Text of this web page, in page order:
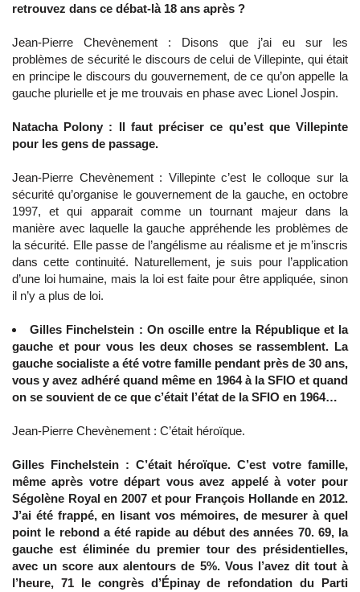
retrouvez dans ce débat-là 18 ans après ?
Jean-Pierre Chevènement : Disons que j’ai eu sur les
problèmes de sécurité le discours de celui de Villepinte, qui était
en principe le discours du gouvernement, de ce qu’on appelle la
gauche plurielle et je me trouvais en phase avec Lionel Jospin.
Natacha Polony : Il faut préciser ce qu’est que Villepinte
pour les gens de passage.
Jean-Pierre Chevènement : Villepinte c’est le colloque sur la
sécurité qu’organise le gouvernement de la gauche, en octobre
1997, et qui apparait comme un tournant majeur dans la
manière avec laquelle la gauche appréhende les problèmes de
la sécurité. Elle passe de l’angélisme au réalisme et je m’inscris
dans cette continuité. Naturellement, je suis pour l’application
d’une loi humaine, mais la loi est faite pour être appliquée, sinon
il n’y a plus de loi.
Gilles Finchelstein : On oscille entre la République et la
gauche et pour vous les deux choses se rassemblent. La
gauche socialiste a été votre famille pendant près de 30 ans,
vous y avez adhéré quand même en 1964 à la SFIO et quand
on se souvient de ce que c’était l’état de la SFIO en 1964…
Jean-Pierre Chevènement : C’était héroïque.
Gilles Finchelstein : C’était héroïque. C’est votre famille,
même après votre départ vous avez appelé à voter pour
Ségolène Royal en 2007 et pour François Hollande en 2012.
J’ai été frappé, en lisant vos mémoires, de mesurer à quel
point le rebond a été rapide au début des années 70. 69, la
gauche est éliminée du premier tour des présidentielles,
avec un score aux alentours de 5%. Vous l’avez dit tout à
l’heure, 71 le congrès d’Épinay de refondation du Parti